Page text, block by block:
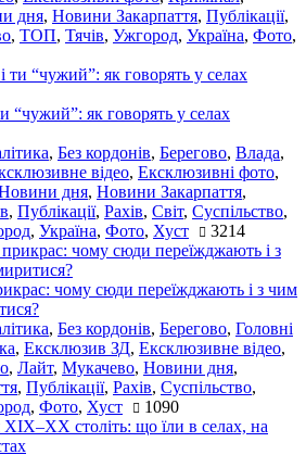
дня, Новини Закарпаття, Публікації,
, ТОП, Тячів, Ужгород, Україна, Фото,
“чужий”: як говорять у селах
, Без кордонів, Берегово, Влада,
відео, Ексклюзивні фото,
дня, Новини Закарпаття,
, Публікації, Рахів, Світ, Суспільство,
, Україна, Фото, Хуст 3214
чому сюди переїжджають і з чим
, Без кордонів, Берегово, Головні
, Ексклюзив ЗД, Ексклюзивне відео,
, Лайт, Мукачево, Новини дня,
, Публікації, Рахів, Суспільство,
, Фото, Хуст 1090